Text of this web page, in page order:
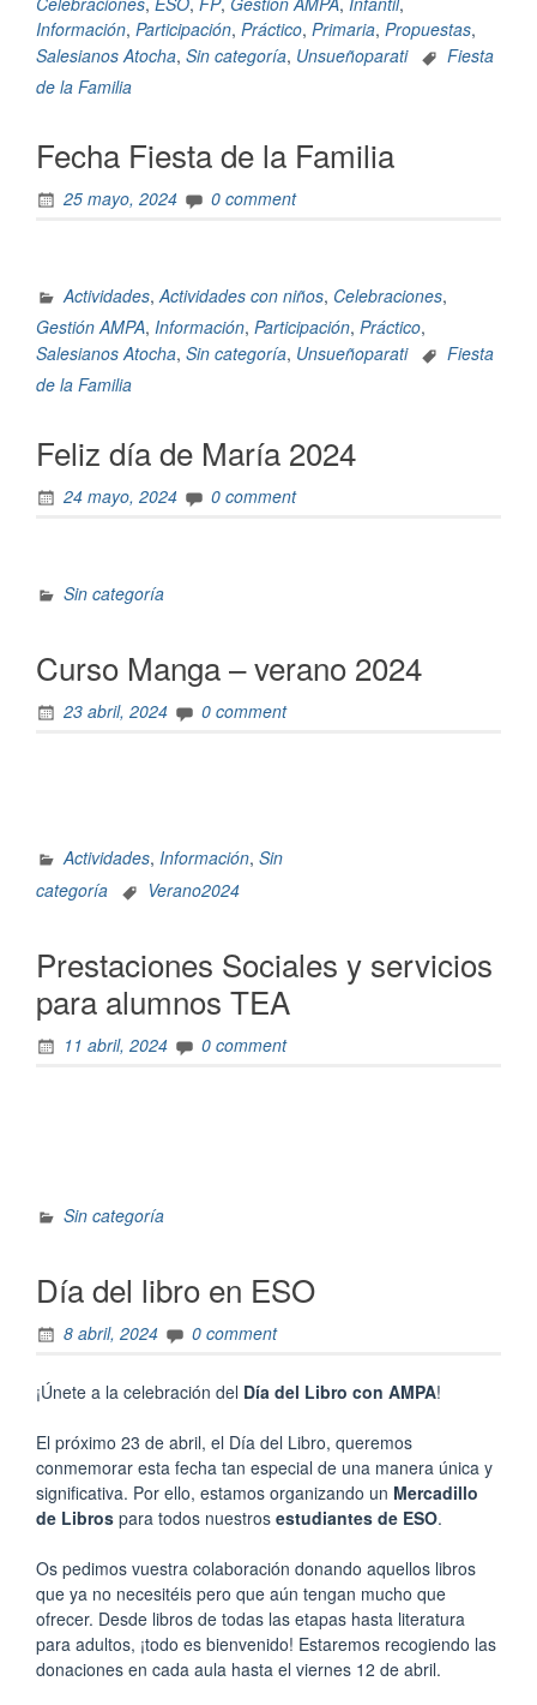
Información, Participación, Práctico, Primaria, Propuestas,
Salesianos Atocha, Sin categoría, Unsueñoparati
Fiesta
de la Familia
Fecha Fiesta de la Familia
25 mayo, 2024 0 comment
Actividades,Actividades con niños, Celebraciones,
Gestión AMPA, Información, Participación, Práctico,
Salesianos Atocha, Sin categoría, Unsueñoparati
Fiesta
de la Familia
Feliz día de María 2024
24 mayo, 2024 0 comment
Sin categoría
Curso Manga – verano 2024
23 abril, 2024 0 comment
Actividades, Información, Sin
categoría
Verano2024
Prestaciones Sociales y servicios
para alumnos TEA
11 abril, 2024 0 comment
Sin categoría
Día del libro en ESO
8 abril, 2024 0 comment
¡Únete a la celebración del Día del Libro con AMPA!
El próximo 23 de abril, el Día del Libro, queremos
conmemorar esta fecha tan especial de una manera única y
significativa. Por ello, estamos organizando un Mercadillo
de Libros para todos nuestros estudiantes de ESO.
Os pedimos vuestra colaboración donando aquellos libros
que ya no necesitéis pero que aún tengan mucho que
ofrecer. Desde libros de todas las etapas hasta literatura
para adultos, ¡todo es bienvenido! Estaremos recogiendo las
donaciones en cada aula hasta el viernes 12 de abril.